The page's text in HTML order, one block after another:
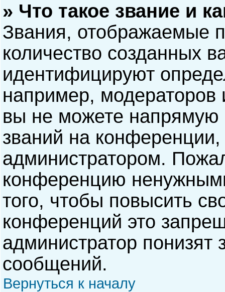
» Что такое звание и
Звания, отображаемые
количество созданных
идентифицируют
например,
вы не можете напрямую
званий на
администратором.
конференцию
того, чтобы повысить
конференций это
администратор понизят
сообщений.
Вернуться к началу